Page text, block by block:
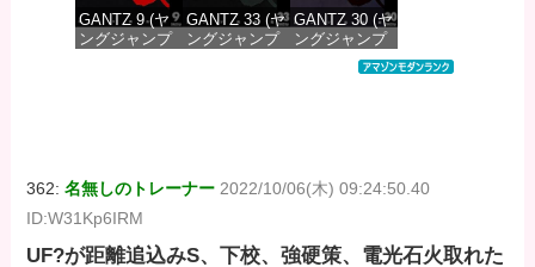
GANTZ 9 (ヤ
ングジャンプ
GANTZ 33 (ヤ
ングジャンプ
GANTZ 30 (ヤ
ングジャンプ
コミックス
362:名無しのトレーナー 2022/10/06(木) 09:24:50.40
ID:W31Kp6IRM
UF?が距離追込みS、下校、強硬策、電光石火取れた